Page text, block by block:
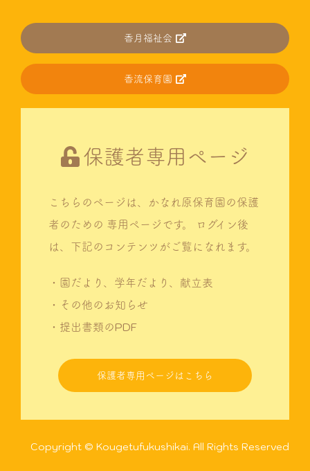
香月福祉会
香流保育園
保護者専用ページ
こちらのページは、かなれ原保育園の保護
者のための 専用ページです。
ログイン後
は、下記のコンテンツがご覧になれます。
・園だより、学年だより、献立表
・その他のお知らせ
・提出書類のPDF
保護者専用ページはこちら
Copyright © Kougetufukushikai. All Rights Reserved